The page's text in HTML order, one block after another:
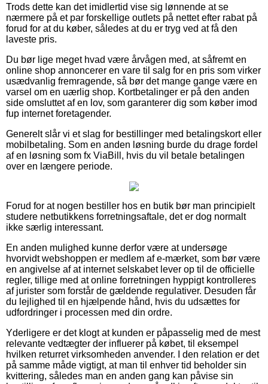
Trods dette kan det imidlertid vise sig lønnende at se
nærmere på et par forskellige outlets på nettet efter rabat på
forud for at du køber, således at du er tryg ved at få den
laveste pris.
Du bør lige meget hvad være årvågen med, at såfremt en
online shop annoncerer en vare til salg for en pris som virker
usædvanlig fremragende, så bør det mange gange være en
varsel om en uærlig shop. Kortbetalinger er på den anden
side omsluttet af en lov, som garanterer dig som køber imod
fup internet foretagender.
Generelt slår vi et slag for bestillinger med betalingskort eller
mobilbetaling. Som en anden løsning burde du drage fordel
af en løsning som fx ViaBill, hvis du vil betale betalingen
over en længere periode.
Forud for at nogen bestiller hos en butik bør man principielt
studere netbutikkens forretningsaftale, det er dog normalt
ikke særlig interessant.
En anden mulighed kunne derfor være at undersøge
hvorvidt webshoppen er medlem af e-mærket, som bør være
en angivelse af at internet selskabet lever op til de officielle
regler, tillige med at online forretningen hyppigt kontrolleres
af jurister som forstår de gældende regulativer. Desuden får
du lejlighed til en hjælpende hånd, hvis du udsættes for
udfordringer i processen med din ordre.
Yderligere er det klogt at kunden er påpasselig med de mest
relevante vedtægter der influerer på købet, til eksempel
hvilken returret virksomheden anvender. I den relation er det
på samme måde vigtigt, at man til enhver tid beholder sin
kvittering, således man en anden gang kan påvise sin